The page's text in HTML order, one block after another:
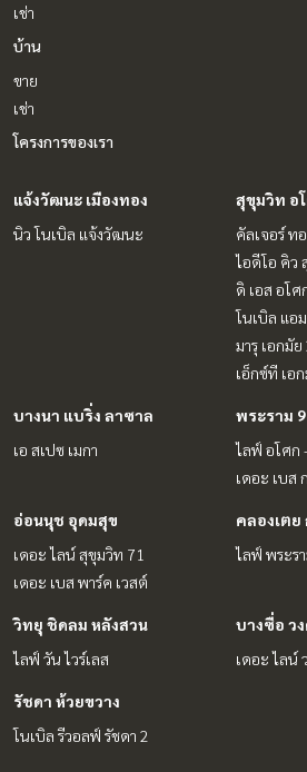
เช่า
บ้าน
ขาย
เช่า
โครงการของเรา
แจ้งวัฒนะ เมืองทอง
นิว โนเบิล แจ้งวัฒนะ
สุขุมวิท อ
คัลเจอร์ ท
ไอดีโอ คิว
ดิ เอส อโศ
โนเบิล แอ
มารุ เอกมัย
เอ็กซ์ที เอ
บางนา แบริ่ง ลาซาล
เอ สเปซ เมกา
พระราม
ไลฟ์ อโศก
เดอะ เบส
อ่อนนุช อุดมสุข
เดอะ ไลน์ สุขุมวิท 71
เดอะ เบส พาร์ค เวสต์
คลองเตย
ไลฟ์ พระร
วิทยุ ชิดลม หลังสวน
ไลฟ์ วัน ไวร์เลส
บางซื่อ ว
เดอะ ไลน์
รัชดา ห้วยขวาง
โนเบิล รีวอลฟ์ รัชดา 2